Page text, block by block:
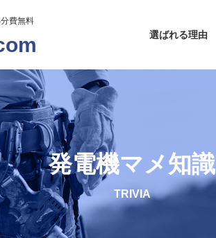
費無料
選ばれる理由
発電機マメ知識
TRIVIA